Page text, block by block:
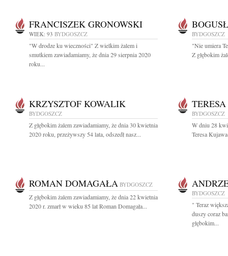
FRANCISZEK GRONOWSKI
WIEK: 93 BYDGOSZCZ
"W drodze ku wieczności" Z wielkim żalem i
smutkiem zawiadamiamy, że dnia 29 sierpnia 2020
roku...
BYDGOSZCZ
"Nie umiera
Z głębokim
KRZYSZTOF KOWALIK
BYDGOSZCZ
Z głębokim żalem zawiadamiamy, że dnia 30 kwietnia
2020 roku, przeżywszy 54 lata, odszedł nasz...
BYDGOSZCZ
W dniu 28
Teresa
ROMAN DOMAGAŁA BYDGOSZCZ
Z głębokim żalem zawiadamiamy, że dnia 22 kwietnia
2020 r. zmarł w wieku 85 lat Roman Domagała...
BYDGOSZCZ
" Teraz
duszy coraz
głębokim...